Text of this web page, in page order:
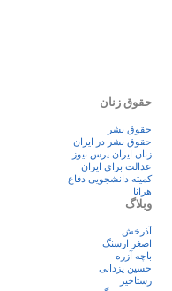
حقوق زنان
حقوق بشر
حقوق بشر در ایران
زنان ايران پرس نيوز
عدالت برای ایران
کمیته دانشجویی دفاع
هرانا
وبلاگ
آذرخش
اصغر ارسنگ
باچه آزره
حسین یزدانی
رستاخیز